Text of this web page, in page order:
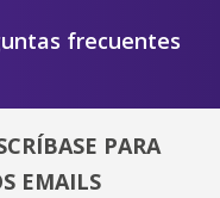
frecuentes
PARA
EMAILS